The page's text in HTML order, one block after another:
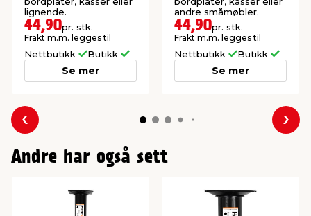
lignende.
44,90pr. stk.
Frakt m.m. legges til
Nettbutikk Butikk
Se mer
andre småmøbler.
44,90pr. stk.
Frakt m.m. legges til
Nettbutikk Butikk
Se mer
Forrige
Andre har også sett